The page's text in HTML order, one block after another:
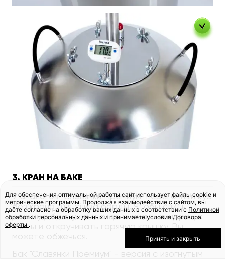
3. КРАН НА БАКЕ
У аналогов "Славянки Премиум" перегонный куб
без крана для слива барды. Чтобы слить
кипящую брагу, придется снимать аппарат с
плиты и откручивать горячую крышку. Вы
можете обжечься.
Бак "Славянки Премиум" - версия с изогнутым
Для обеспечения оптимальной работы сайт использует файлы cookie и
метрические программы. Продолжая взаимодействие с сайтом, вы
даёте согласие на обработку ваших данных в соответствии с Политикой
обработки персональных данныхи принимаете условияДоговора
оферты.
Принять и закрыть